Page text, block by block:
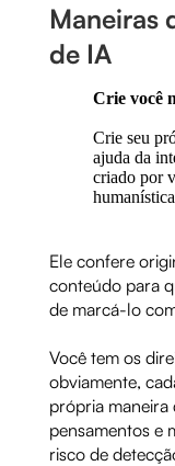
Maneiras
de IA
Crie você
Crie seu
ajuda da
criado por
Ele confere
conteúdo para
de marcá-lo
Você tem os
obviamente,
própria maneira
pensamentos e
risco de